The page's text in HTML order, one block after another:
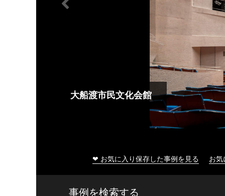
大船渡市民文化会館
❤ お気に入り保存した事例を見る お
事例を検索する